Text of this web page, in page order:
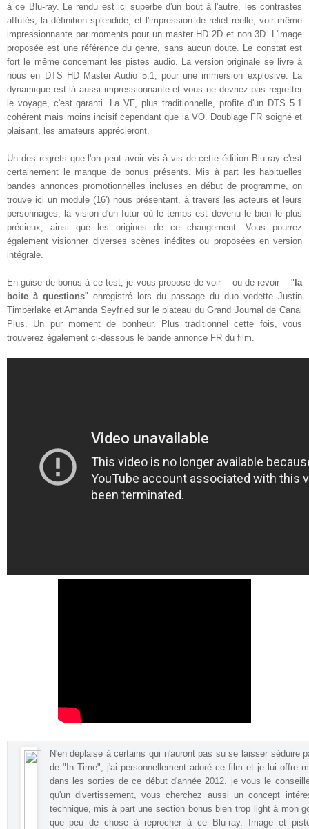
à ce Blu-ray. Le rendu est ici superbe d'un bout à l'autre, les contrastes
affutés, la définition splendide, et l'impression de relief réelle, voir même
impressionnante par moments pour un master HD 2D et non 3D. L'image
proposée est une référence du genre, sans aucun doute. Le constat est
fort le même concernant les pistes audio. La version originale se livre à
nous en DTS HD Master Audio 5.1, pour une immersion explosive. La
dynamique est là aussi impressionnante et vous ne devriez pas regretter
le voyage, c'est garanti. La VF, plus traditionnelle, profite d'un DTS 5.1
cohérent mais moins incisif cependant que la VO. Doublage FR soigné et
plaisant, les amateurs apprécieront.
Un des regrets que l'on peut avoir vis à vis de cette édition Blu-ray c'est
certainement le manque de bonus présents. Mis à part les habituelles
bandes annonces promotionnelles incluses en début de programme, on
trouve ici un module (16') nous présentant, à travers les acteurs et leurs
personnages, la vision d'un futur où le temps est devenu le bien le plus
précieux, ainsi que les origines de ce changement. Vous pourrez
également visionner diverses scènes inédites ou proposées en version
intégrale.
En guise de bonus à ce test, je vous propose de voir -- ou de revoir -- " la
boite à questions" enregistré lors du passage du duo vedette Justin
Timberlake et Amanda Seyfried sur le plateau du Grand Journal de Canal
Plus. Un pur moment de bonheur. Plus traditionnel cette fois, vous
trouverez également ci-dessous le bande annonce FR du film
N'en déplaise à certains qui n'auront pas su se laisser séduire
de "In Time", j'ai personnellement adoré ce film et je lui offre
dans les sorties de ce début d'année 2012. je vous le
qu'un divertissement, vous cherchez aussi un concept
technique, mis à part une section bonus bien trop light à mon
que peu de chose à reprocher à ce Blu-ray. Image et